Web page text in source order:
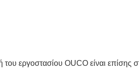
του εργοστασίου OUCO είναι επίσης